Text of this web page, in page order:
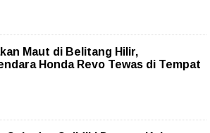
Maut di Belitang Hilir,
Honda Revo Tewas di Tempat